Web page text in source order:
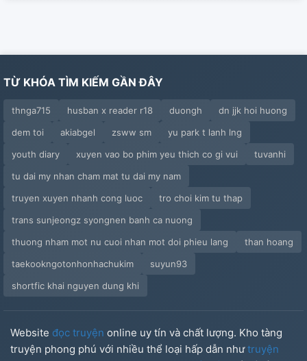
TỪ KHÓA TÌM KIẾM GẦN ĐÂY
thnga715 husban x reader r18 duongh
dn jjk hoi huong
dem toi
akiabgel zsww sm
yu park t lanh lng
youth diary
xuyen vao bo phim yeu thich co gi vui
tuvanhi
tu dai my nhan cham mat tu dai my nam
truyen xuyen nhanh cong luoc
tro choi kim tu thap
trans sunjeongz syongnen banh ca nuong
thuong nham mot nu cuoi nhan mot doi phieu lang
than hoang
taekookngotonhonhachukim
suyun93
shortfic khai nguyen dung khi
Website đọc truyện online uy tín và chất lượng. Kho tàng
truyện phong phú với nhiều thể loại hấp dẫn nhưtruyện